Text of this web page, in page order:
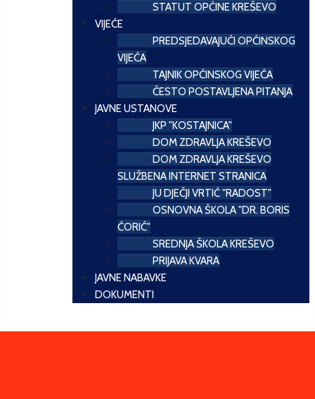
STATUT OPĆINE KREŠEVO
VIJEĆE
PREDSJEDAVAJUĆI OPĆINSKOG
VIJEĆA
TAJNIK OPĆINSKOG VIJEĆA
ČESTO POSTAVLJENA PITANJA
JAVNE USTANOVE
JKP "KOSTAJNICA"
DOM ZDRAVLJA KREŠEVO
DOM ZDRAVLJA KREŠEVO
SLUŽBENA INTERNET STRANICA
JU DJEČJI VRTIĆ "RADOST"
OSNOVNA ŠKOLA "DR. BORIS
ĆORIĆ"
SREDNJA ŠKOLA KREŠEVO
PRIJAVA KVARA
JAVNE NABAVKE
DOKUMENTI